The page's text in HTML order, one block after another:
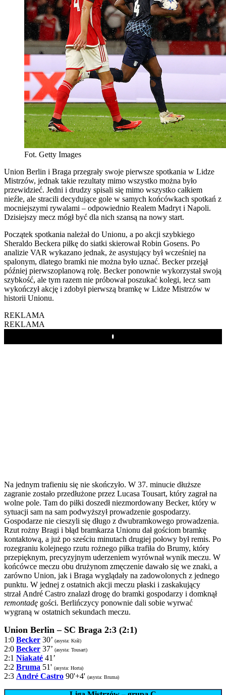
Fot. Getty Images
Union Berlin i Braga przegrały swoje pierwsze spotkania w Lidze
Mistrzów, jednak takie rezultaty mimo wszystko można było
przewidzieć. Jedni i drudzy spisali się mimo wszystko całkiem
nieźle, ale stracili decydujące gole w samych końcówkach spotkań z
mocniejszymi rywalami – odpowiednio Realem Madryt i Napoli.
Dzisiejszy mecz mógł być dla nich szansą na nowy start.
Początek spotkania należał do Unionu, a po akcji szybkiego
Sheraldo Beckera piłkę do siatki skierował Robin Gosens. Po
analizie VAR wykazano jednak, że asystujący był wcześniej na
spalonym, dlatego bramki nie można było uznać. Becker przejął
później pierwszoplanową rolę. Becker ponownie wykorzystał swoją
szybkość, ale tym razem nie próbował poszukać kolegi, lecz sam
wykończył akcję i zdobył pierwszą bramkę w Lidze Mistrzów w
historii Unionu.
REKLAMA
REKLAMA
Play
Na jednym trafieniu się nie skończyło. W 37. minucie dłuższe
zagranie zostało przedłużone przez Lucasa Tousart, który zagrał na
wolne pole. Tam do piłki doszedł niezmordowany Becker, który w
sytuacji sam na sam podwyższył prowadzenie gospodarzy.
Gospodarze nie cieszyli się długo z dwubramkowego prowadzenia.
Rzut rożny Bragi i błąd bramkarza Unionu dał gościom bramkę
kontaktową, a już po sześciu minutach drugiej połowy był remis. Po
rozegraniu kolejnego rzutu rożnego piłka trafiła do Brumy, który
przepięknym, precyzyjnym uderzeniem wyrównał wynik meczu. W
końcówce meczu obu drużynom zmęczenie dawało się we znaki, a
zarówno Union, jak i Braga wyglądały na zadowolonych z jednego
punktu. W jednej z ostatnich akcji meczu płaski i zaskakujący
strzał André Castro znalazł drogę do bramki gospodarzy i domknął
remontadę gości. Berlińczycy ponownie dali sobie wyrwać
wygraną w ostatnich sekundach meczu.
Union Berlin – SC Braga 2:3 (2:1)
1:0 Becker 30’ (asysta: Král)
2:0 Becker 37’ (asysta: Tousart)
2:1 Niakaté 41’
2:2 Bruma 51' (asysta: Horta)
2:3 André Castro 90'+4' (asysta: Bruma)